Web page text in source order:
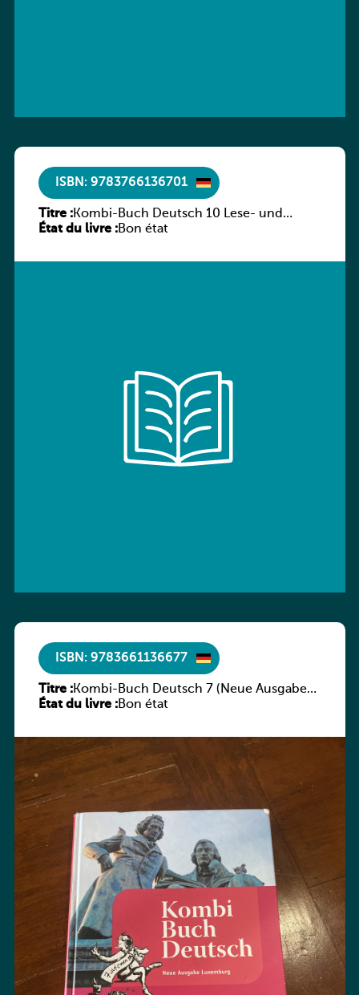
ISBN: 9783766136701
Titre :Kombi-Buch Deutsch 10 Lese- und
Sprachbuch
État du livre :Bon état
ISBN: 9783661136677
Titre :Kombi-Buch Deutsch 7 (Neue Ausgabe
Luxemburg)
État du livre :Bon état